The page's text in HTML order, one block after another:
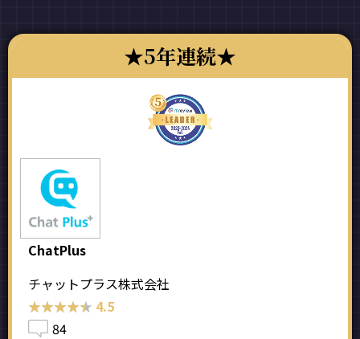
5年連続
ChatPlus
チャットプラス株式会社
★★★★★
★★★★★ 4.5
84